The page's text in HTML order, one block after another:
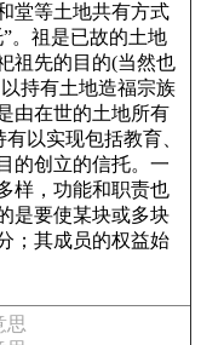
堂等土地共有方式
。祖是已故的土地
祖先的目的(当然也
持有土地造福宗族
由在世的土地所有
以实现包括教育、
的创立的信托。一
样，功能和职责也
是要使某块或多块
；其成员的权益始
思